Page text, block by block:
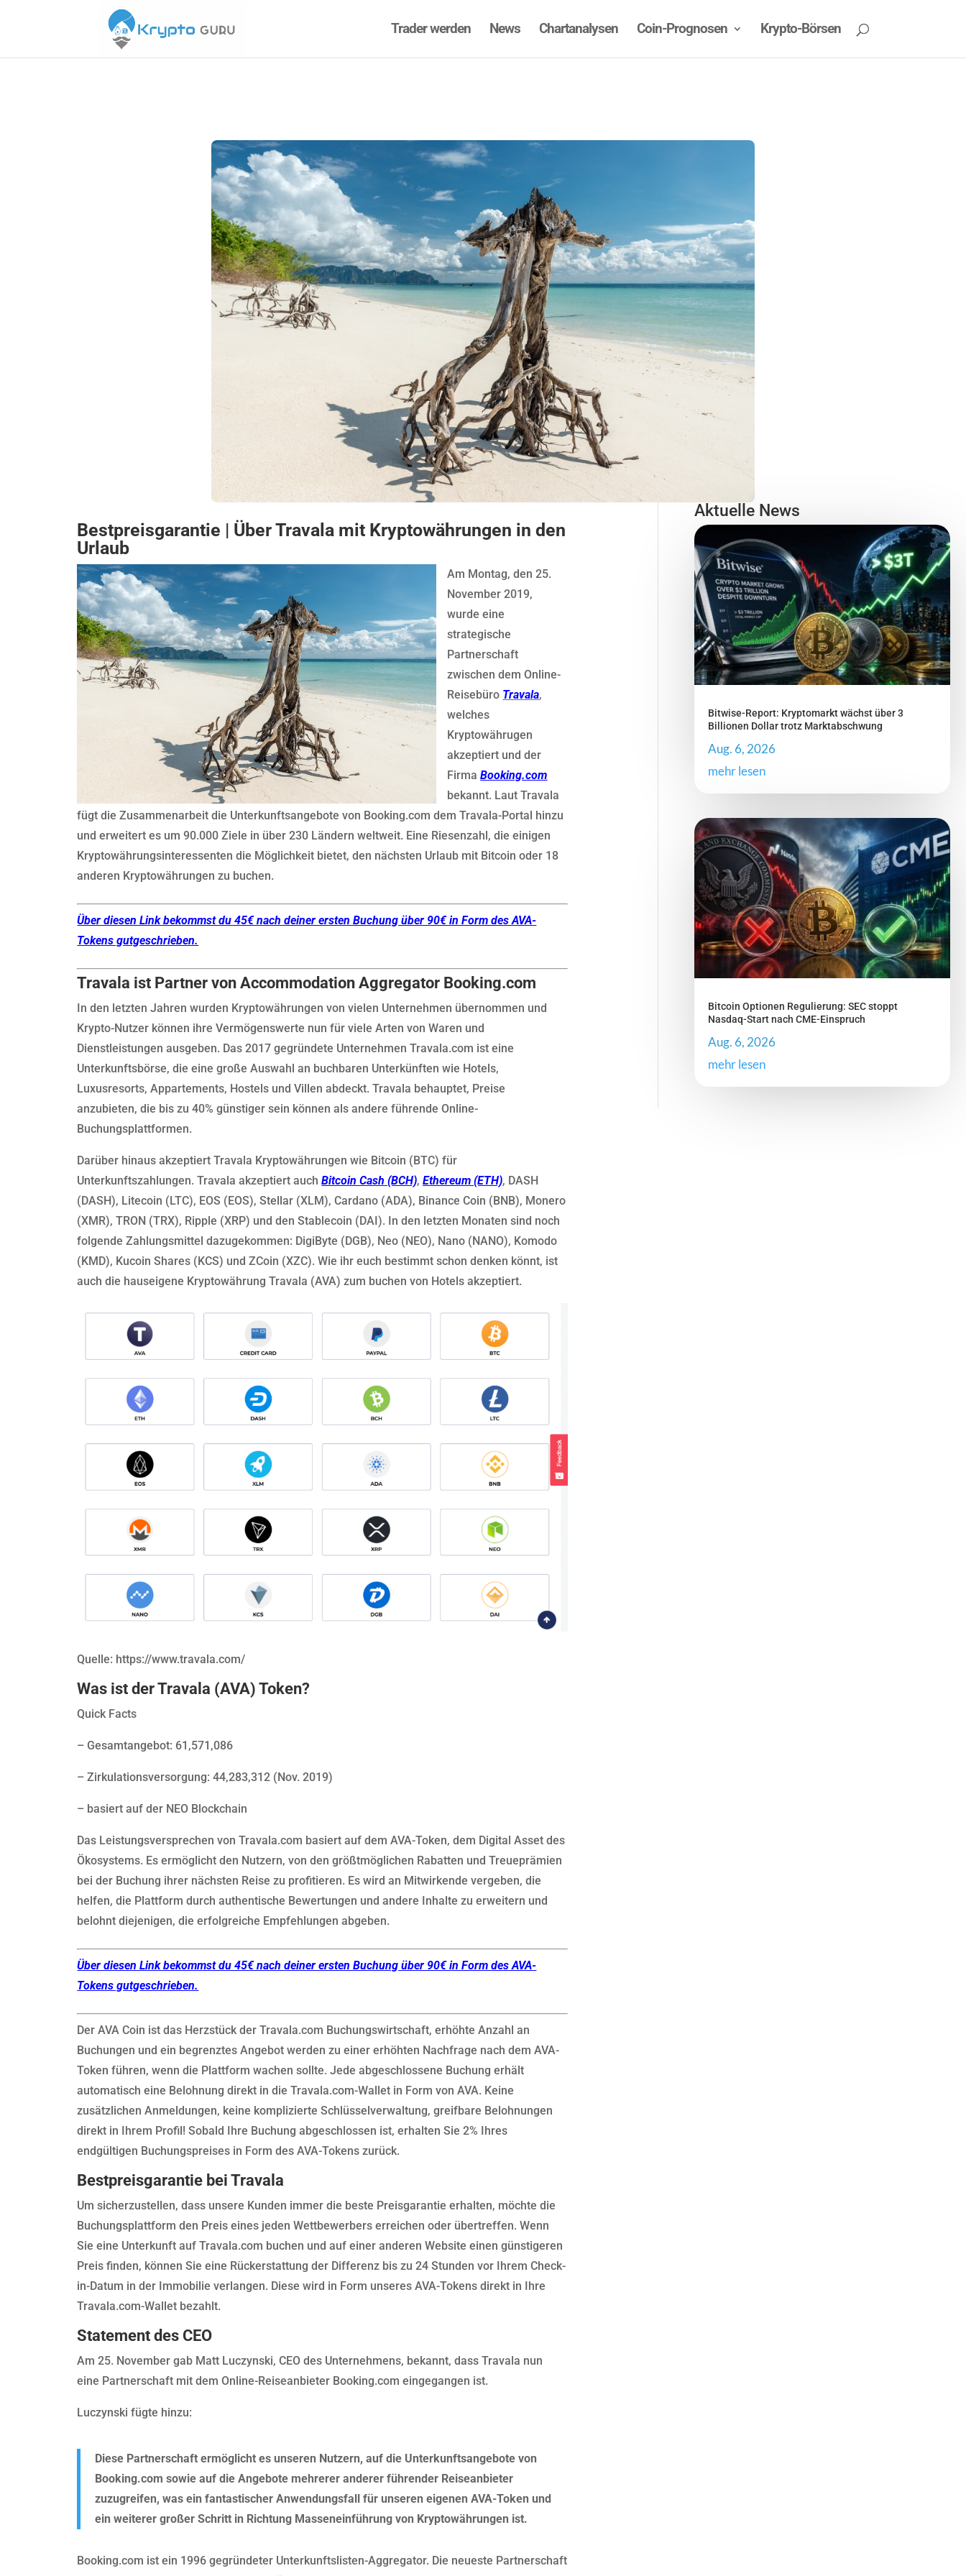
Trader werden News Chartanalysen Coin-Prognosen Krypto-Börsen
Bestpreisgarantie | Über Travala mit Kryptowährungen in den
Urlaub
Am Montag, den 25.
November 2019,
wurde eine
strategische
Partnerschaft
zwischen dem Online-
Reisebüro Travala,
welches
Kryptowährugen
akzeptiert und der
FirmaBooking.com
bekannt. Laut Travala
fügt die Zusammenarbeit die Unterkunftsangebote von Booking.com dem Travala-Portal hinzu
und erweitert es um 90.000 Ziele in über 230 Ländern weltweit. Eine Riesenzahl, die einigen
Kryptowährungsinteressenten die Möglichkeit bietet, den nächsten Urlaub mit Bitcoin oder 18
anderen Kryptowährungen zu buchen.
Über diesen Link bekommst du 45€ nach deiner ersten Buchung über 90€ in Form des AVA-
Tokens gutgeschrieben.
Travala ist Partner von Accommodation Aggregator Booking.com
In den letzten Jahren wurden Kryptowährungen von vielen Unternehmen übernommen und
Krypto-Nutzer können ihre Vermögenswerte nun für viele Arten von Waren und
Dienstleistungen ausgeben. Das 2017 gegründete Unternehmen Travala.com ist eine
Unterkunftsbörse, die eine große Auswahl an buchbaren Unterkünften wie Hotels,
Luxusresorts, Appartements, Hostels und Villen abdeckt. Travala behauptet, Preise
anzubieten, die bis zu 40% günstiger sein können als andere führende Online-
Buchungsplattformen.
Darüber hinaus akzeptiert Travala Kryptowährungen wie Bitcoin (BTC) für
Unterkunftszahlungen. Travala akzeptiert auchBitcoin Cash (BCH),Ethereum (ETH), DASH
(DASH), Litecoin (LTC), EOS (EOS), Stellar (XLM), Cardano (ADA), Binance Coin (BNB), Monero
(XMR), TRON (TRX), Ripple (XRP) und den Stablecoin (DAI). In den letzten Monaten sind noch
folgende Zahlungsmittel dazugekommen: DigiByte (DGB), Neo (NEO), Nano (NANO), Komodo
(KMD), Kucoin Shares (KCS) und ZCoin (XZC). Wie ihr euch bestimmt schon denken könnt, ist
auch die hauseigene Kryptowährung Travala (AVA) zum buchen von Hotels akzeptiert.
Quelle: https://www.travala.com/
Was ist der Travala (AVA) Token?
Quick Facts
– Gesamtangebot: 61,571,086
– Zirkulationsversorgung: 44,283,312 (Nov. 2019)
– basiert auf der NEO Blockchain
Das Leistungsversprechen von Travala.com basiert auf dem AVA-Token, dem Digital Asset des
Ökosystems. Es ermöglicht den Nutzern, von den größtmöglichen Rabatten und Treueprämien
bei der Buchung ihrer nächsten Reise zu profitieren. Es wird an Mitwirkende vergeben, die
helfen, die Plattform durch authentische Bewertungen und andere Inhalte zu erweitern und
belohnt diejenigen, die erfolgreiche Empfehlungen abgeben.
Über diesen Link bekommst du 45€ nach deiner ersten Buchung über 90€ in Form des AVA-
Tokens gutgeschrieben.
Der AVA Coin ist das Herzstück der Travala.com Buchungswirtschaft, erhöhte Anzahl an
Buchungen und ein begrenztes Angebot werden zu einer erhöhten Nachfrage nach dem AVA-
Token führen, wenn die Plattform wachen sollte. Jede abgeschlossene Buchung erhält
automatisch eine Belohnung direkt in die Travala.com-Wallet in Form von AVA. Keine
zusätzlichen Anmeldungen, keine komplizierte Schlüsselverwaltung, greifbare Belohnungen
direkt in Ihrem Profil! Sobald Ihre Buchung abgeschlossen ist, erhalten Sie 2% Ihres
endgültigen Buchungspreises in Form des AVA-Tokens zurück.
Bestpreisgarantie bei Travala
Um sicherzustellen, dass unsere Kunden immer die beste Preisgarantie erhalten, möchte die
Buchungsplattform den Preis eines jeden Wettbewerbers erreichen oder übertreffen. Wenn
Sie eine Unterkunft auf Travala.com buchen und auf einer anderen Website einen günstigeren
Preis finden, können Sie eine Rückerstattung der Differenz bis zu 24 Stunden vor Ihrem Check-
in-Datum in der Immobilie verlangen. Diese wird in Form unseres AVA-Tokens direkt in Ihre
Travala.com-Wallet bezahlt.
Statement des CEO
Am 25. November gab Matt Luczynski, CEO des Unternehmens, bekannt, dass Travala nun
eine Partnerschaft mit dem Online-Reiseanbieter Booking.com eingegangen ist.
Luczynski fügte hinzu:
Diese Partnerschaft ermöglicht es unseren Nutzern, auf die Unterkunftsangebote von
Booking.com sowie auf die Angebote mehrerer anderer führender Reiseanbieter
zuzugreifen, was ein fantastischer Anwendungsfall für unseren eigenen AVA-Token und
ein weiterer großer Schritt in Richtung Masseneinführung von Kryptowährungen ist.
Booking.com ist ein 1996 gegründeter Unterkunftslisten-Aggregator. Die neueste Partnerschaft
Aktuelle News
Bitwise-Report: Kryptomarkt wächst über 3
Billionen Dollar trotz Marktabschwung
Aug. 6, 2026
mehr lesen
Bitcoin Optionen Regulierung: SEC stoppt
Nasdaq-Start nach CME-Einspruch
Aug. 6, 2026
mehr lesen